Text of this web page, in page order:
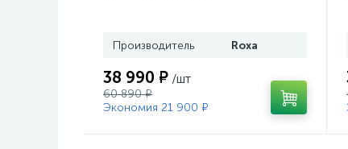
Производитель Roxa
38 990 ₽ /шт
60 890 ₽
Экономия 21 900 ₽